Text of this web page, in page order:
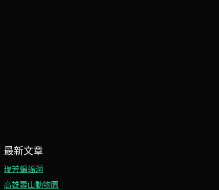
最新文章
瑞芳蝙蝠洞
高雄壽山動物園